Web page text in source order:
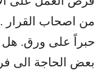
من اصحاب القرار
حبراً على ورق. هل
بعض الحاجة الى